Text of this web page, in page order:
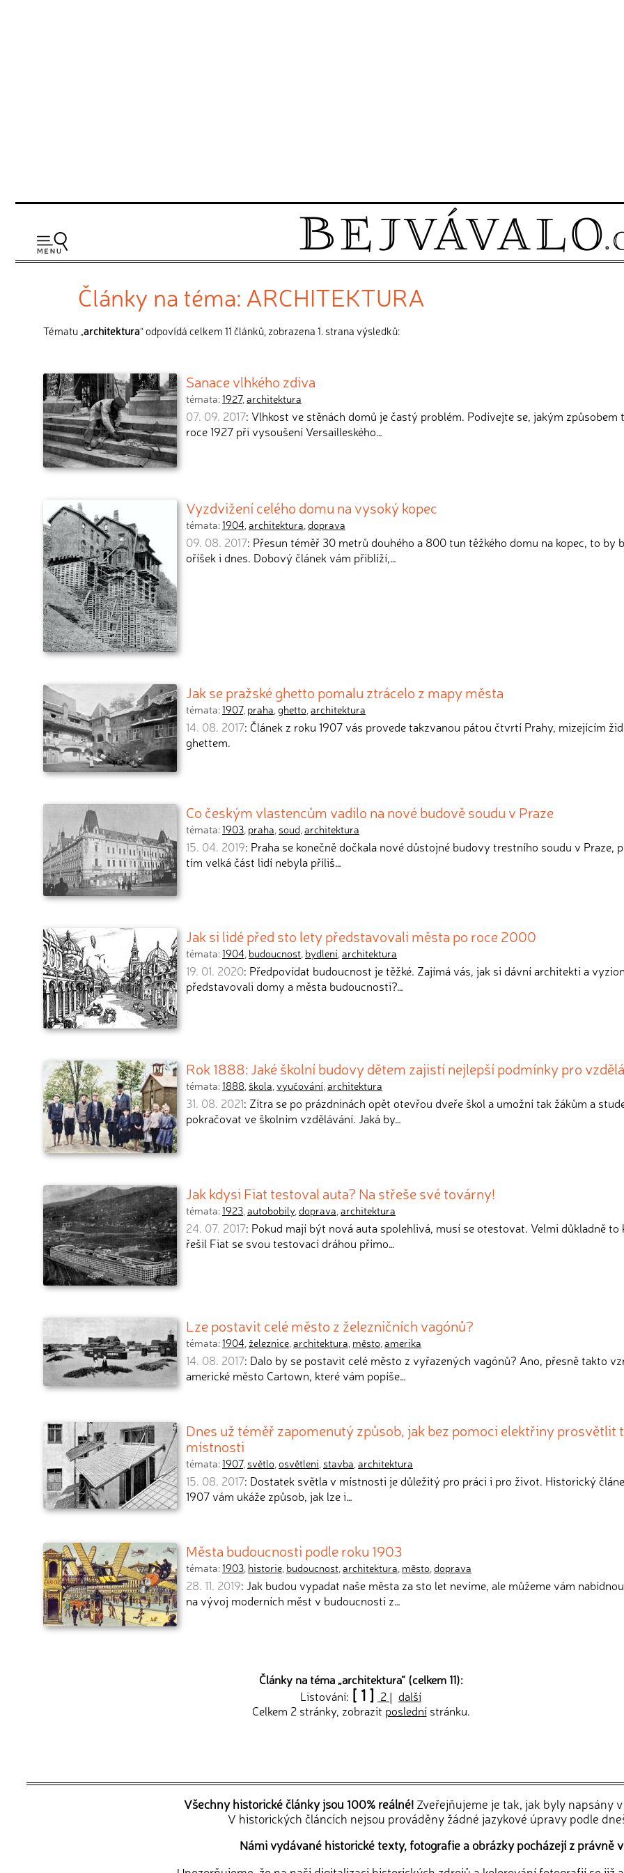
Články na téma: ARCHITEKTURA
Tématu „architektura“ odpovídá celkem 11 článků, zobrazena 1. strana výsledků:
Sanace vlhkého zdiva
témata:1927,architektura
07. 09. 2017: Vlhkost ve stěnách domů je častý problém. Podívejte se, jakým způsobem
roce 1927 při vysoušení Versailleského…
Vyzdvižení celého domu na vysoký kopec
témata:1904,architektura,doprava
09. 08. 2017: Přesun téměř 30 metrů douhého a 800 tun těžkého domu na kopec, to by
oříšek i dnes. Dobový článek vám přiblíží,…
Jak se pražské ghetto pomalu ztrácelo z mapy města
témata:1907, praha,ghetto,architektura
14. 08. 2017: Článek z roku 1907 vás provede takzvanou pátou čtvrtí Prahy, mizejícím
ghettem.
Co českým vlastencům vadilo na nové budově soudu v Praze
témata:1903, praha, soud,architektura
15. 04. 2019: Praha se konečně dočkala nové důstojné budovy trestního soudu v Praze,
tím velká část lidí nebyla příliš…
Jak si lidé před sto lety představovali města po roce 2000
témata:1904, budoucnost, bydlení,architektura
19. 01. 2020: Předpovídat budoucnost je těžké. Zajímá vás, jak si dávní architekti a
představovali domy a města budoucnosti?…
Rok 1888: Jaké školní budovy dětem zajistí nejlepší podmínky pro
témata:1888, škola,vyučování,architektura
31. 08. 2021: Zítra se po prázdninách opět otevřou dveře škol a umožní tak žákům a
pokračovat ve školním vzdělávání. Jaká by…
Jak kdysi Fiat testoval auta? Na střeše své továrny!
témata:1923,autobobily,doprava,architektura
24. 07. 2017: Pokud mají být nová auta spolehlivá, musí se otestovat. Velmi důkladně to
řešil Fiat se svou testovací dráhou přímo…
Lze postavit celé město z železničních vagónů?
témata:1904, železnice,architektura, město,amerika
14. 08. 2017: Dalo by se postavit celé město z vyřazených vagónů? Ano, přesně takto
americké město Cartown, které vám popíše…
Dnes už téměř zapomenutý způsob, jak bez pomoci elektřiny prosvětlit
místnosti
témata:1907, světlo,osvětlení, stavba,architektura
15. 08. 2017: Dostatek světla v místnosti je důležitý pro práci i pro život. Historický
1907 vám ukáže způsob, jak lze i…
Města budoucnosti podle roku 1903
témata:1903, historie, budoucnost,architektura, město,doprava
28. 11. 2019: Jak budou vypadat naše města za sto let nevíme, ale můžeme vám
na vývoj moderních měst v budoucnosti z…
Články na téma „architektura“ (celkem 11):
Listování: [ 1 ] 2 | další
Celkem 2 stránky, zobrazit poslednístránku.
Všechny historické články jsou 100% reálné! Zveřejňujeme je tak, jak byly napsány
V historických článcích nejsou prováděny žádné jazykové úpravy podle
Námi vydávané historické texty, fotografie a obrázky pocházejí z právně